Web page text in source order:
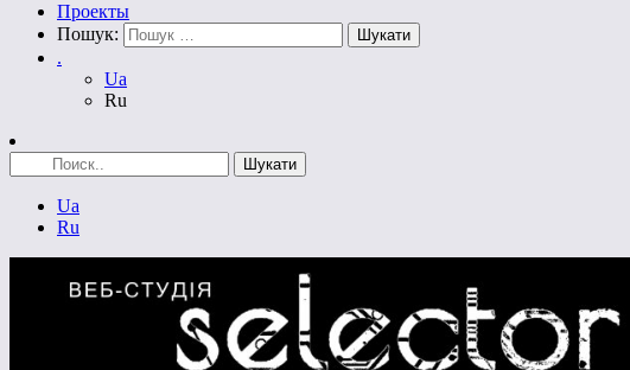
Проекты
Пошук:
.
Ua
Ru
Ua
Ru